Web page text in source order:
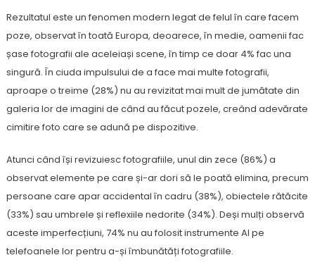
Rezultatul este un fenomen modern legat de felul în care facem
poze, observat în toată Europa, deoarece, în medie, oamenii fac
șase fotografii ale aceleiași scene, în timp ce doar 4% fac una
singură. În ciuda impulsului de a face mai multe fotografii,
aproape o treime (28%) nu au revizitat mai mult de jumătate din
galeria lor de imagini de când au făcut pozele, creând adevărate
cimitire foto care se adună pe dispozitive.
Atunci când își revizuiesc fotografiile, unul din zece (86%) a
observat elemente pe care și-ar dori să le poată elimina, precum
persoane care apar accidental în cadru (38%), obiectele rătăcite
(33%) sau umbrele și reflexiile nedorite (34%). Deși mulți observă
aceste imperfecțiuni, 74% nu au folosit instrumente AI pe
telefoanele lor pentru a-și îmbunătăți fotografiile.